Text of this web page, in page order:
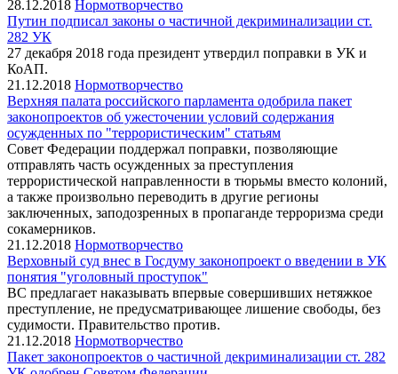
28.12.2018 Нормотворчество
Путин подписал законы о частичной декриминализации ст.
282 УК
27 декабря 2018 года президент утвердил поправки в УК и
КоАП.
21.12.2018 Нормотворчество
Верхняя палата российского парламента одобрила пакет
законопроектов об ужесточении условий содержания
осужденных по "террористическим" статьям
Совет Федерации поддержал поправки, позволяющие
отправлять часть осужденных за преступления
террористической направленности в тюрьмы вместо колоний,
а также произвольно переводить в другие регионы
заключенных, заподозренных в пропаганде терроризма среди
сокамерников.
21.12.2018 Нормотворчество
Верховный суд внес в Госдуму законопроект о введении в УК
понятия "уголовный проступок"
ВС предлагает наказывать впервые совершивших нетяжкое
преступление, не предусматривающее лишение свободы, без
судимости. Правительство против.
21.12.2018 Нормотворчество
Пакет законопроектов о частичной декриминализации ст. 282